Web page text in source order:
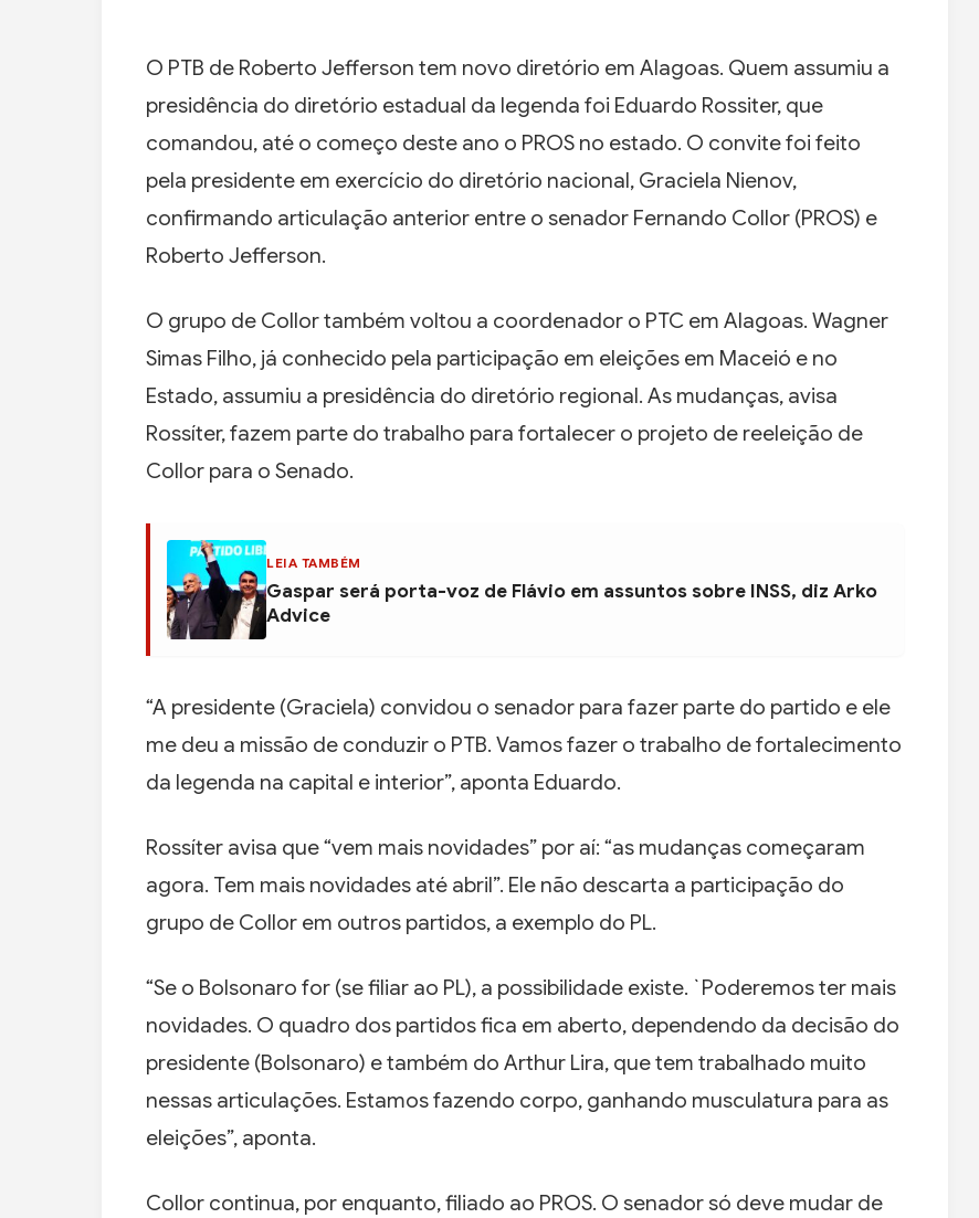
O PTB de Roberto Jefferson tem novo diretório em Alagoas. Quem assumiu a
presidência do diretório estadual da legenda foi Eduardo Rossiter, que
comandou, até o começo deste ano o PROS no estado. O convite foi feito
pela presidente em exercício do diretório nacional, Graciela Nienov,
confirmando articulação anterior entre o senador Fernando Collor (PROS) e
Roberto Jefferson.
O grupo de Collor também voltou a coordenador o PTC em Alagoas. Wagner
Simas Filho, já conhecido pela participação em eleições em Maceió e no
Estado, assumiu a presidência do diretório regional. As mudanças, avisa
Rossíter, fazem parte do trabalho para fortalecer o projeto de reeleição de
Collor para o Senado.
LEIA TAMBÉM
Gaspar será porta-voz de Flávio em assuntos sobre INSS, diz Arko
Advice
“A presidente (Graciela) convidou o senador para fazer parte do partido e ele
me deu a missão de conduzir o PTB. Vamos fazer o trabalho de fortalecimento
da legenda na capital e interior”, aponta Eduardo.
Rossíter avisa que “vem mais novidades” por aí: “as mudanças começaram
agora. Tem mais novidades até abril”. Ele não descarta a participação do
grupo de Collor em outros partidos, a exemplo do PL.
“Se o Bolsonaro for (se filiar ao PL), a possibilidade existe. `Poderemos ter mais
novidades. O quadro dos partidos fica em aberto, dependendo da decisão do
presidente (Bolsonaro) e também do Arthur Lira, que tem trabalhado muito
nessas articulações. Estamos fazendo corpo, ganhando musculatura para as
eleições”, aponta.
Collor continua, por enquanto, filiado ao PROS. O senador só deve mudar de